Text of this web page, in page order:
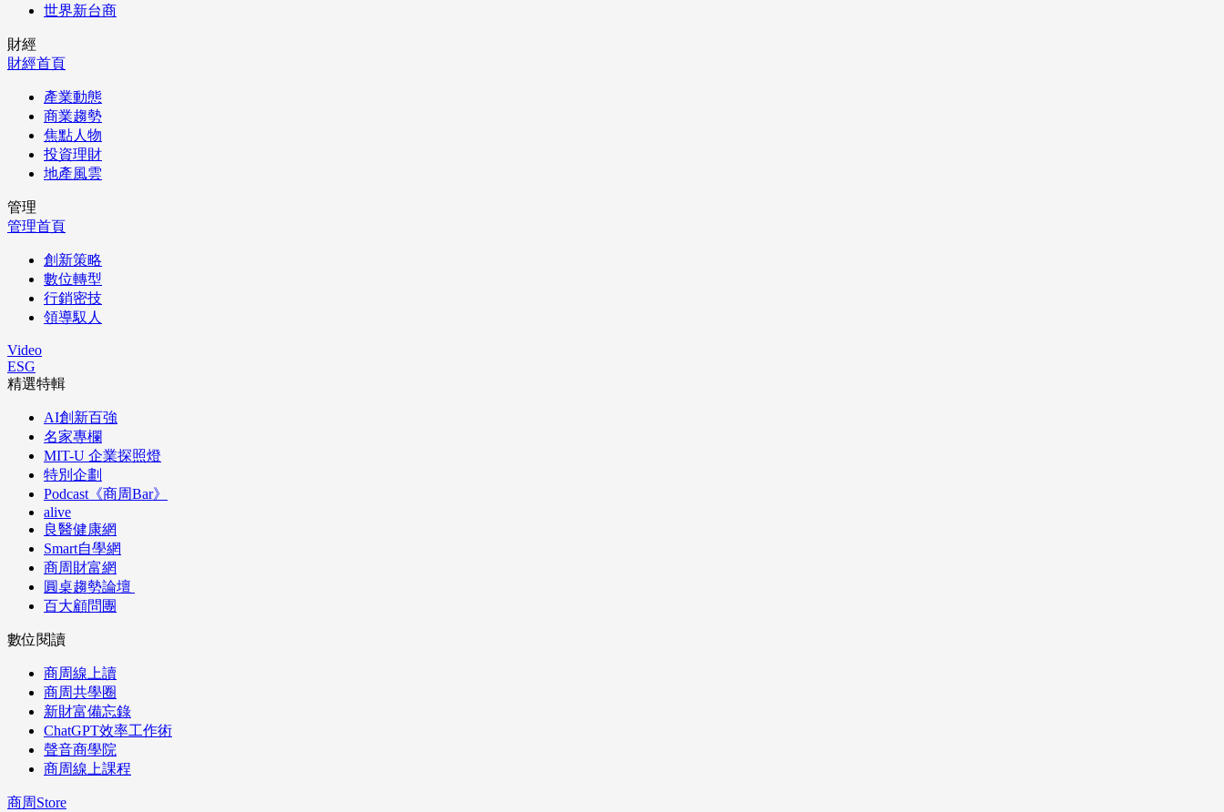
世界新台商
財經
財經首頁
產業動態
商業趨勢
焦點人物
投資理財
地產風雲
管理
管理首頁
創新策略
數位轉型
行銷密技
領導馭人
Video
ESG
精選特輯
AI創新百強
名家專欄
MIT-U 企業探照燈
特別企劃
Podcast《商周Bar》
alive
良醫健康網
Smart自學網
商周財富網
圓桌趨勢論壇
百大顧問團
數位閱讀
商周線上讀
商周共學圈
新財富備忘錄
ChatGPT效率工作術
聲音商學院
商周線上課程
商周Store